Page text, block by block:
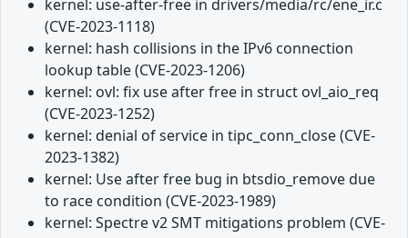
kernel: use-after-free in drivers/media/rc/ene_ir.c
(CVE-2023-1118)
kernel: hash collisions in the IPv6 connection
lookup table (CVE-2023-1206)
kernel: ovl: fix use after free in struct ovl_aio_req
(CVE-2023-1252)
kernel: denial of service in tipc_conn_close (CVE-
2023-1382)
kernel: Use after free bug in btsdio_remove due
to race condition (CVE-2023-1989)
kernel: Spectre v2 SMT mitigations problem (CVE-